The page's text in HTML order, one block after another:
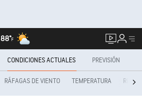
88°F
CONDICIONES ACTUALES PREVISIÓN
RÁFAGAS DE VIENTO TEMPERATURA